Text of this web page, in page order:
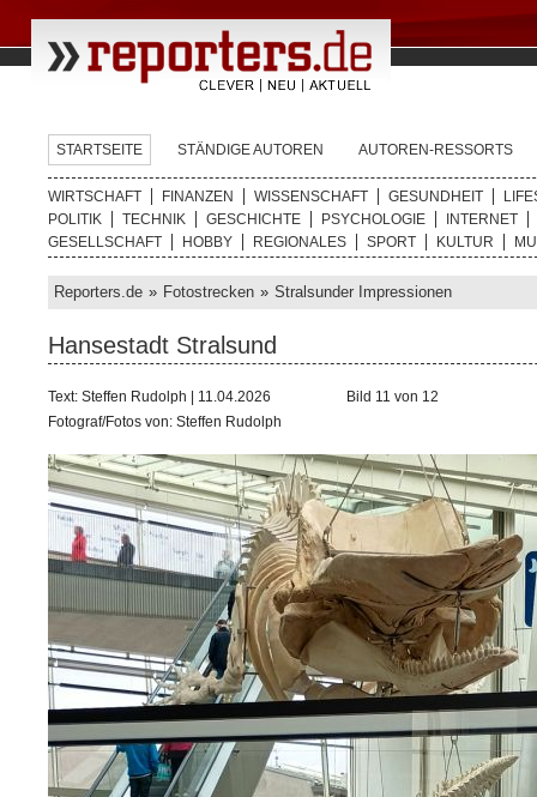
STARTSEITE STÄNDIGE AUTOREN AUTOREN-RESSORTS
WIRTSCHAFT FINANZEN WISSENSCHAFT GESUNDHEIT
POLITIK
TECHNIK GESCHICHTE PSYCHOLOGIE
INTERNET
GESELLSCHAFT
HOBBY REGIONALES SPORT KULTUR
Reporters.de » Fotostrecken » Stralsunder Impressionen
Hansestadt Stralsund
Text: Steffen Rudolph | 11.04.2026
Bild 11 von 12
Fotograf/Fotos von: Steffen Rudolph